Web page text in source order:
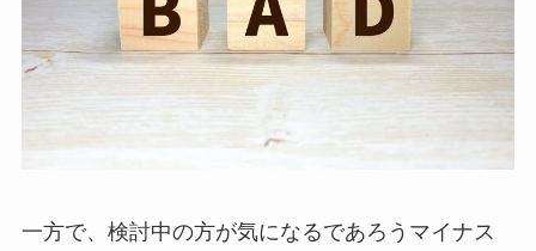
一方で、検討中の方が気になるであろうマイナス